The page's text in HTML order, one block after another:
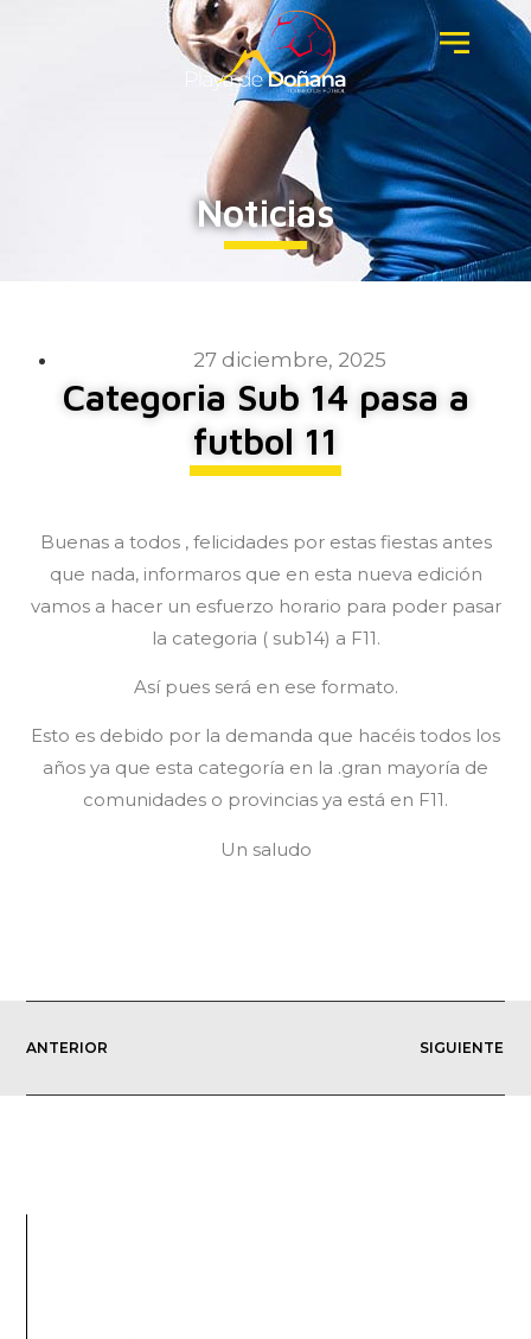
Noticias
27 diciembre, 2025
Categoria Sub 14 pasa a
futbol 11
Buenas a todos , felicidades por estas fiestas antes
que nada, informaros que en esta nueva edición
vamos a hacer un esfuerzo horario para poder pasar
la categoria ( sub14) a F11.
Así pues será en ese formato.
Esto es debido por la demanda que hacéis todos los
años ya que esta categoría en la .gran mayoría de
comunidades o provincias ya está en F11.
Un saludo
ANTERIOR SIGUIENTE